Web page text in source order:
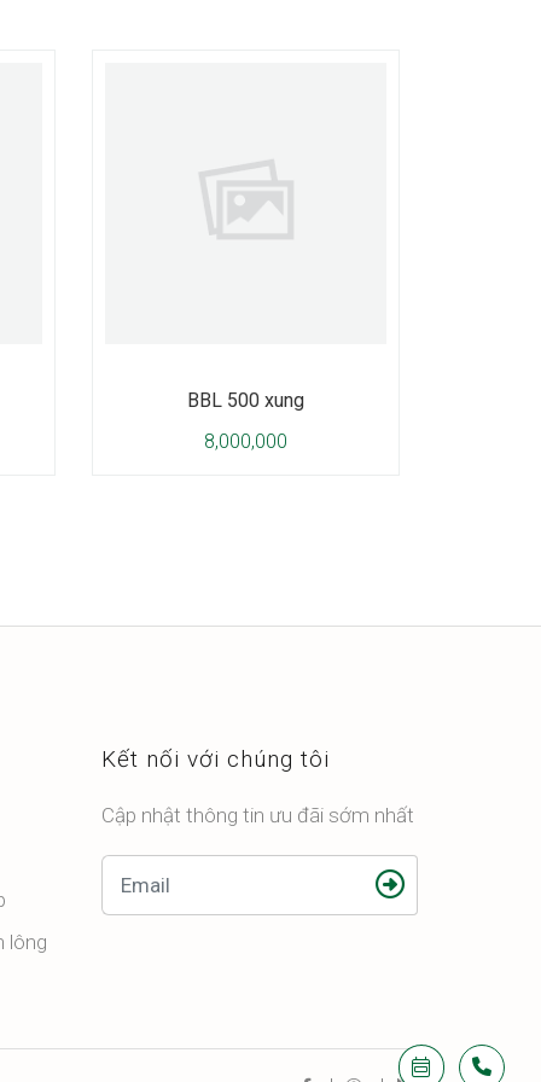
BBL 500 xung
8,000,000
lông
Kết nối với chúng tôi
Cập nhật thông tin ưu đãi sớm nhất